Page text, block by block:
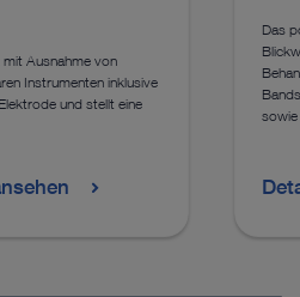
Ausnahme von
Instrumenten inklusive
und stellt eine
Das
sowie